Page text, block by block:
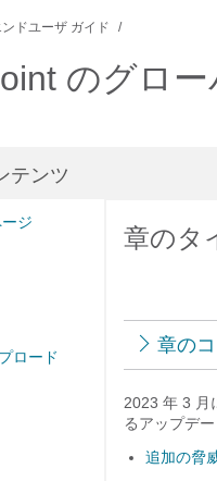
ンドユーザ ガイド
のグロ
テンツ
ジ
ロード
章のタ
章の
2023 年 3 月
るアップデー
追加の脅